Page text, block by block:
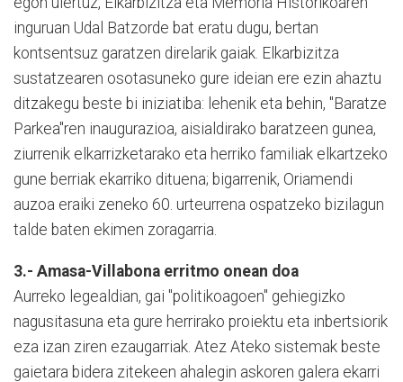
inguruan Udal Batzorde bat eratu dugu, bertan
kontsentsuz garatzen direlarik gaiak. Elkarbizitza
sustatzearen osotasuneko gure ideian ere ezin ahaztu
ditzakegu beste bi iniziatiba: lehenik eta behin, "Baratze
Parkea"ren inaugurazioa, aisialdirako baratzeen gunea,
ziurrenik elkarrizketarako eta herriko familiak elkartzeko
gune berriak ekarriko dituena; bigarrenik, Oriamendi
auzoa eraiki zeneko 60. urteurrena ospatzeko bizilagun
talde baten ekimen zoragarria.
3.- Amasa-Villabona erritmo onean doa
Aurreko legealdian, gai "politikoagoen" gehiegizko
nagusitasuna eta gure herrirako proiektu eta inbertsiorik
eza izan ziren ezaugarriak. Atez Ateko sistemak beste
gaietara bidera zitekeen ahalegin askoren galera ekarri